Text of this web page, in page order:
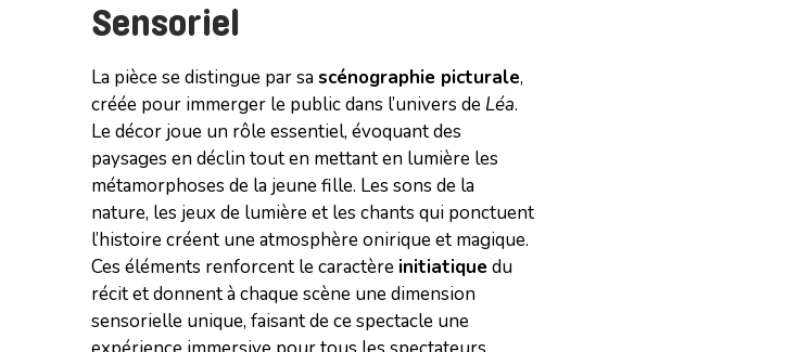
Sensoriel
La pièce se distingue par sascénographie picturale,
créée pour immerger le public dans l’univers de Léa.
Le décor joue un rôle essentiel, évoquant des
paysages en déclin tout en mettant en lumière les
métamorphoses de la jeune fille. Les sons de la
nature, les jeux de lumière et les chants qui ponctuent
l’histoire créent une atmosphère onirique et magique.
Ces éléments renforcent le caractère initiatique du
récit et donnent à chaque scène une dimension
sensorielle unique, faisant de ce spectacle une